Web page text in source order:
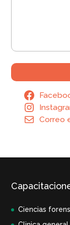
Correo
Ciencias